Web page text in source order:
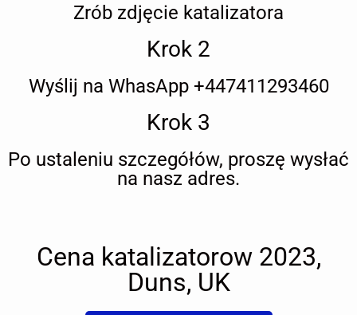
Zrób zdjęcie katalizatora
Krok 2
Wyślij na WhasApp +447411293460
Krok 3
Po ustaleniu szczegółów, proszę wysłać
na nasz adres.
Cena katalizatorow 2023,
Duns, UK